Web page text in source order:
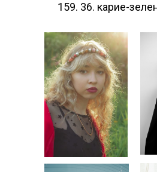
КАРТА
159. 36. карие-